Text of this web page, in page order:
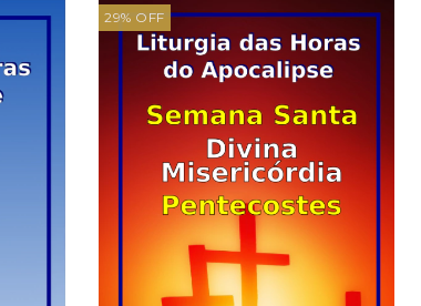
29% OFF